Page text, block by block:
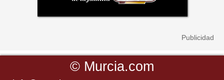
© Murcia.com